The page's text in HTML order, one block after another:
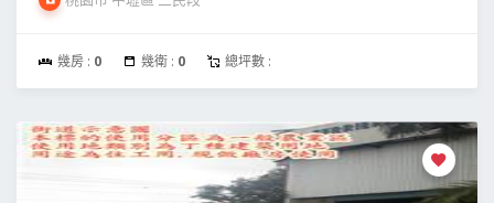
幾房 : 0 幾衛 : 0 總坪數 :